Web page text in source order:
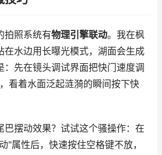
拍照系统有物理引擎联动。我在枫
在水边用长曝光模式，湖面会生成
：先在镜头调试界面把快门速度调
看着水面泛起涟漪的瞬间按下快
巴摆动效果？试试这个骚操作：在
"属性后，快速按住空格键不放，